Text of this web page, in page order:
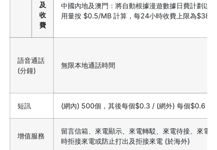
及
收
費
中國內地及澳門：將自動根據漫遊數據日費計劃以
用量按 $0.5/MB 計算，每24小時收費上限為$38
語音通話
(分鐘)
無限本地通話時間
短訊 (網內) 500個，其後每個$0.3 / (網外) 每個$0.6
增值服務
留言信箱、來電顯示、來電轉駁、來電待接、來電
時拒接來電或防止打出及拒接來電 (於海外)